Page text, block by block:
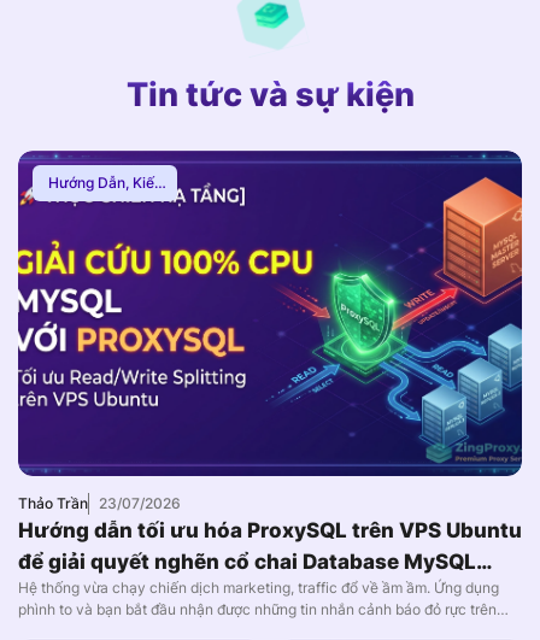
Tin tức và sự kiện
Hướng Dẫn, Kiến
Thức Proxy
Thảo Trần 23/07/2026
Hướng dẫn tối ưu hóa ProxySQL trên VPS Ubuntu
để giải quyết nghẽn cổ chai Database MySQL
(2026)
Hệ thống vừa chạy chiến dịch marketing, traffic đổ về ầm ầm. Ứng dụng
phình to và bạn bắt đầu nhận được những tin nhắn cảnh báo đỏ rực trên